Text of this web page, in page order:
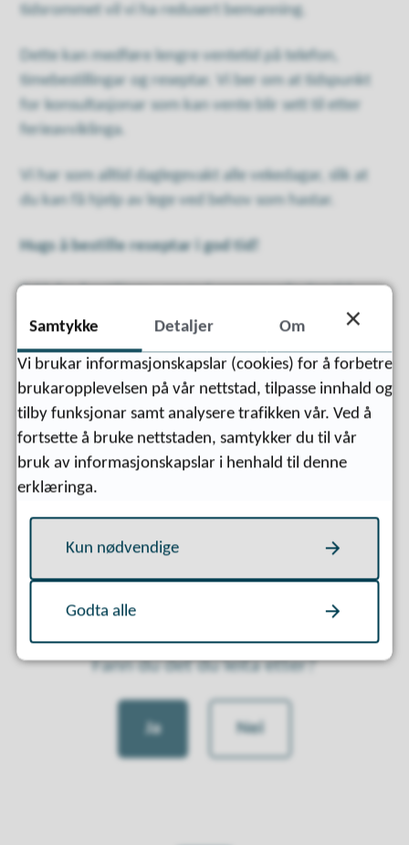
tidsrommet vil vi ha redusert bemanning.
Dette kan medføre lengre ventetid på telefon,
timebestillingar og reseptar. Vi ber om at tidspunkt
for konsultasjonar som kan vente blir sett til etter
ferieavviklinga.
Vi har som alltid daglegevakt alle vekedagar, slik at
du kan få hjelp av lege ved behov som hastar.
Hugs å bestille reseptar i god tid!
Takk for forståinga - og god sommar når den tid
kjem!
Sist endret 21.05.2026 08:24
Fann du det du leita etter?
Ja Nei
Samtykke Detaljer Om
Vi brukar informasjonskapslar (cookies) for å forbetre
brukaropplevelsen på vår nettstad, tilpasse innhald og
tilby funksjonar samt analysere trafikken vår. Ved å
fortsette å bruke nettstaden, samtykker du til vår
bruk av informasjonskapslar i henhald til denne
erklæringa.
Kun nødvendige
Godta alle